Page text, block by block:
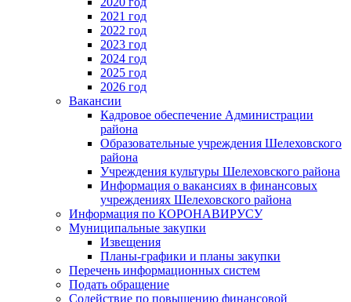
2021 год
2022 год
2023 год
2024 год
2025 год
2026 год
Вакансии
Кадровое обеспечение Администрации
района
Образовательные учреждения Шелеховского
района
Учреждения культуры Шелеховского района
Информация о вакансиях в финансовых
учреждениях Шелеховского района
Информация по КОРОНАВИРУСУ
Муниципальные закупки
Извещения
Планы-графики и планы закупки
Перечень информационных систем
Подать обращение
Содействие по повышению финансовой